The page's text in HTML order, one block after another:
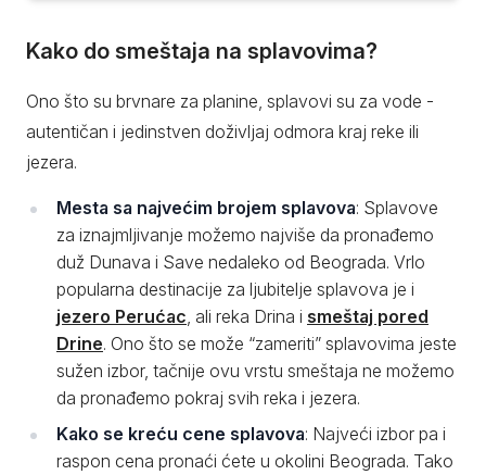
Kako do smeštaja na splavovima?
Ono što su brvnare za planine, splavovi su za vode -
autentičan i jedinstven doživljaj odmora kraj reke ili
jezera.
Mesta sa najvećim brojem splavova: Splavove
za iznajmljivanje možemo najviše da pronađemo
duž Dunava i Save nedaleko od Beograda. Vrlo
popularna destinacije za ljubitelje splavova je i
jezero Perućac , ali reka Drina i smeštaj pored
Drine. Ono što se može “zameriti” splavovima jeste
sužen izbor, tačnije ovu vrstu smeštaja ne možemo
da pronađemo pokraj svih reka i jezera.
Kako se kreću cene splavova: Najveći izbor pa i
raspon cena pronaći ćete u okolini Beograda. Tako